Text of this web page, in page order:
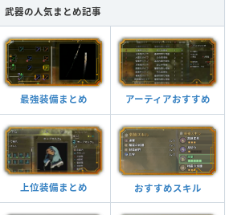
武器の人気まとめ記事
最強装備まとめ アーティアおすすめ
上位装備まとめ おすすめスキル